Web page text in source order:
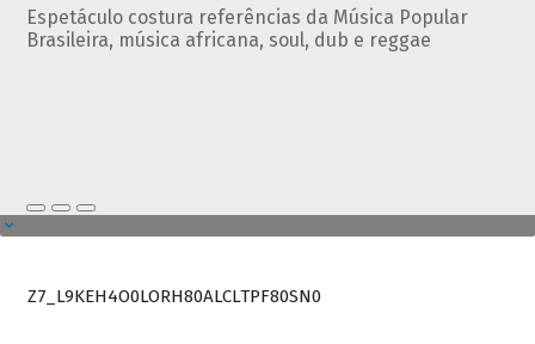
Espetáculo costura referências da Música Popular
Brasileira, música africana, soul, dub e reggae
Z7_L9KEH4O0LORH80ALCLTPF80SN0